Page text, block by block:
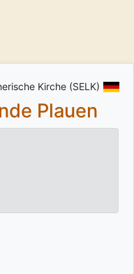
Kirche (SELK)
Plauen